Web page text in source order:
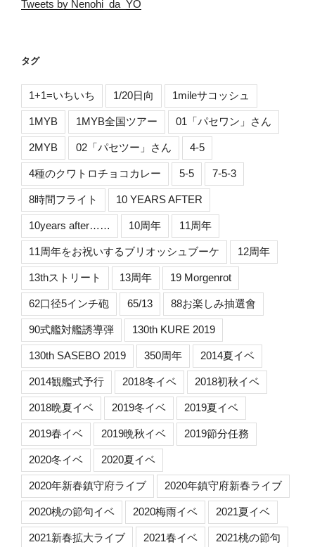
Tweets by Nenohi_da_YO
タグ
1+1=いちいち 1/20日向 1mileサコッシュ
1MYB 1MYB全国ツアー 01「パセワン」さん
2MYB 02「パセツー」さん 4-5
4種のクワトロチョコカレー 5-5 7-5-3
8時間フライト 10 YEARS AFTER
10years after…… 10周年 11周年
11周年をお祝いするブリオッシュブーケ 12周年
13thストリート 13周年 19 Morgenrot
62口径5インチ砲 65/13 88お楽しみ抽選會
90式艦対艦誘導弾 130th KURE 2019
130th SASEBO 2019 350周年 2014夏イベ
2014観艦式予行 2018冬イベ 2018初秋イベ
2018晩夏イベ 2019冬イベ 2019夏イベ
2019春イベ 2019晩秋イベ 2019節分任務
2020冬イベ 2020夏イベ
2020年新春鎮守府ライブ 2020年鎮守府新春ライブ
2020桃の節句イベ 2020梅雨イベ 2021夏イベ
2021新春拡大ライブ 2021春イベ 2021桃の節句